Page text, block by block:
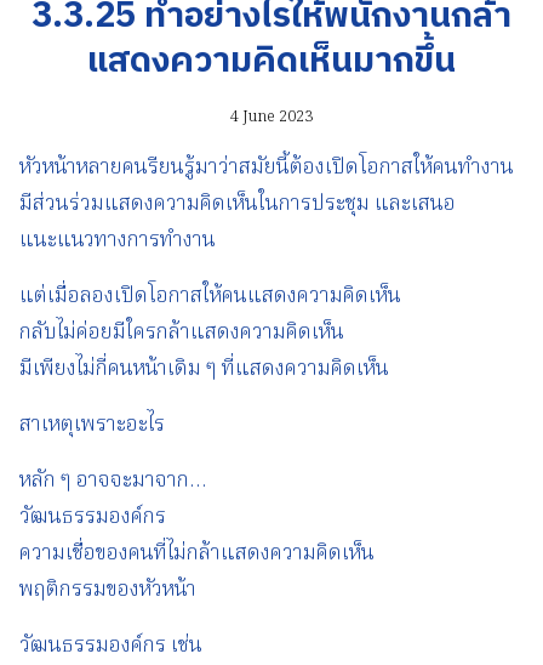
3.3.25 ทำอย่างไรให้พนักงานกล้า
แสดงความคิดเห็นมากขึ้น
4 June 2023
หัวหน้าหลายคนรียนรู้มาว่าสมัยนี้ต้องเปิดโอกาสให้คนทำงาน
มีส่วนร่วมแสดงความคิดเห็นในการประชุม และเสนอ
แนะแนวทางการทำงาน
แต่เมื่อลองเปิดโอกาสให้คนแสดงความคิดเห็น
กลับไม่ค่อยมีใครกล้าแสดงความคิดเห็น
มีเพียงไม่กี่คนหน้าเดิม ๆ ที่แสดงความคิดเห็น
สาเหตุเพราะอะไร
หลัก ๆ อาจจะมาจาก…
วัฒนธรรมองค์กร
ความเชื่อของคนที่ไม่กล้าแสดงความคิดเห็น
พฤติกรรมของหัวหน้า
วัฒนธรรมองค์กร เช่น